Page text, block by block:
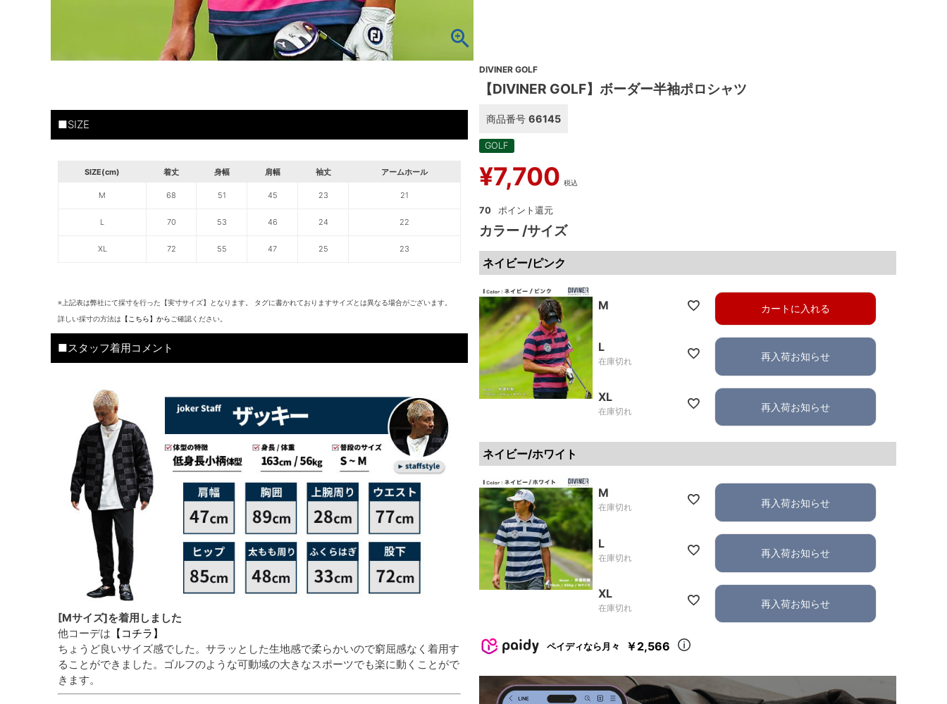
■SIZE
SIZE(cm) 着丈 身幅 肩幅 袖丈 アームホール
M 68 51 45 23 21
L 70 53 46 24 22
XL 72 55 47 25 23
※上記表は弊社にて採寸を行った【実寸サイズ】となります。 タグに書かれておりますサイズとは異なる場合がございます。
詳しい採寸の方法は 【こちら】から ご確認ください。
■スタッフ着用コメント
[Mサイズ]を着用しました
他コーデは 【コチラ】
ちょうど良いサイズ感でした。サラッとした生地感で柔らかいので窮屈感なく着用す
ることができました。ゴルフのような可動域の大きなスポーツでも楽に動くことがで
きます。
DIVINER GOLF
【DIVINER GOLF】ボーダー半袖ポロシャツ
商品番号 66145
GOLF
¥7,700 税込
70
カラー サイズ
ネイビー/ピンク
M カートに入れる
L
在庫切れ 再入荷お知らせ
XL
在庫切れ 再入荷お知らせ
ネイビー/ホワイト
M
在庫切れ 再入荷お知らせ
L
在庫切れ 再入荷お知らせ
XL
在庫切れ 再入荷お知らせ
ペイディなら月々 ￥2,566